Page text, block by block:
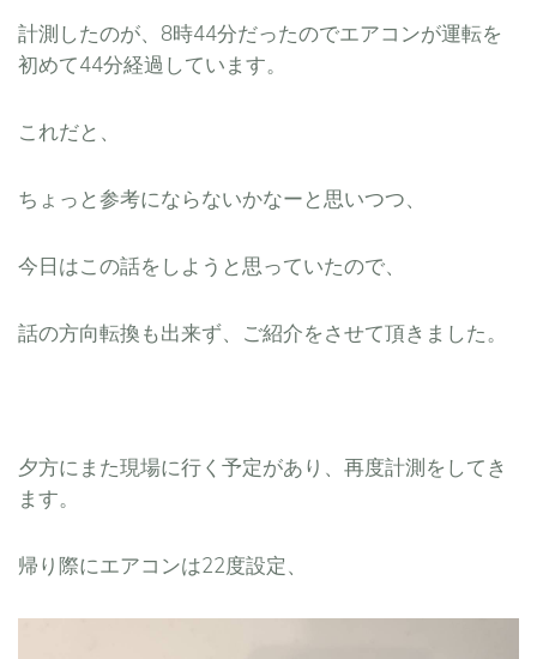
計測したのが、8時44分だったのでエアコンが運転を
初めて44分経過しています。
これだと、
ちょっと参考にならないかなーと思いつつ、
今日はこの話をしようと思っていたので、
話の方向転換も出来ず、ご紹介をさせて頂きました。
夕方にまた現場に行く予定があり、再度計測をしてき
ます。
帰り際にエアコンは22度設定、